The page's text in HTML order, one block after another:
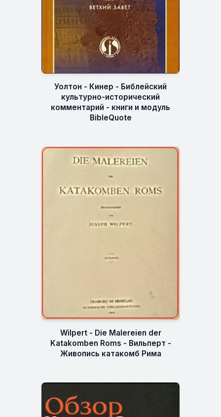
Уолтон - Кинер - Библейский
культурно-исторический
комментарий - книги и модуль
BibleQuote
Wilpert - Die Malereien der
Katakomben Roms - Вильперт -
Живопись катакомб Рима